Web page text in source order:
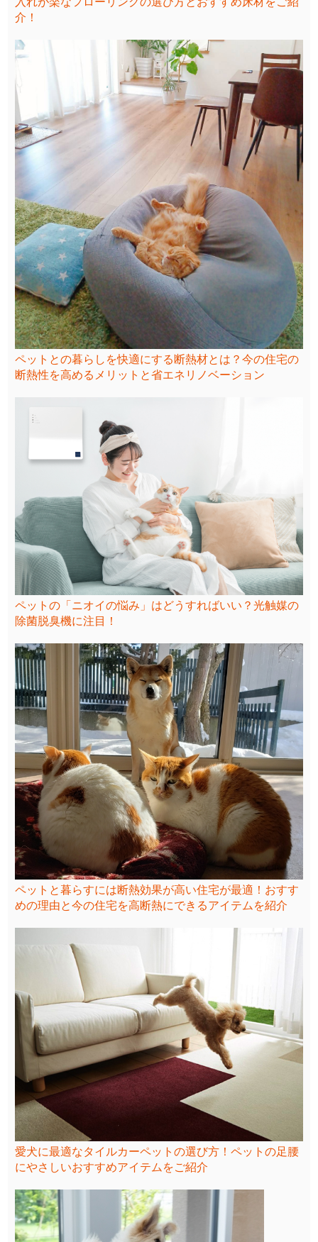
介！
ペットとの暮らしを快適にする断熱材とは？今の住宅の
断熱性を高めるメリットと省エネリノベーション
ペットの「ニオイの悩み」はどうすればいい？光触媒の
除菌脱臭機に注目！
ペットと暮らすには断熱効果が高い住宅が最適！おすす
めの理由と今の住宅を高断熱にできるアイテムを紹介
愛犬に最適なタイルカーペットの選び方！ペットの足腰
にやさしいおすすめアイテムをご紹介